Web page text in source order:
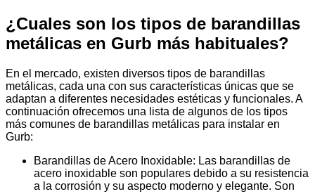
¿Cuales son los tipos de barandillas
metálicas en Gurb más habituales?
En el mercado, existen diversos tipos de barandillas
metálicas, cada una con sus características únicas que se
adaptan a diferentes necesidades estéticas y funcionales. A
continuación ofrecemos una lista de algunos de los tipos
más comunes de barandillas metálicas para instalar en
Gurb:
Barandillas de Acero Inoxidable: Las barandillas de
acero inoxidable son populares debido a su resistencia
a la corrosión y su aspecto moderno y elegante. Son